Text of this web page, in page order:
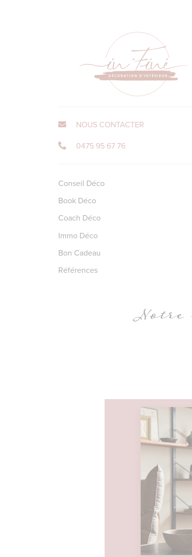
NOUS CONTACTER
0475 95 67 76
Conseil Déco
Book Déco
Coach Déco
Immo Déco
Bon Cadeau
Références